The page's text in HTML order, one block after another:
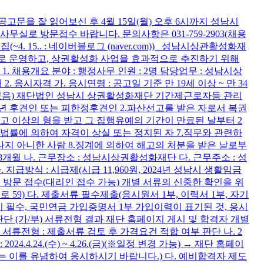
문을 잘 읽어보신 후 4월 15일(월) 오후 6시까지 성남시
실로 방문접수 바랍니다. 문의사항은 031-759-2903(채용
15.. : 네이버블로그 (naver.com)) 성남시상관활성화재
운영하고, 상권활성화 사업을 효과적으로 추진하기 위해
채용개요 분야 : 행정사무 인원 : 2명 담당업무 : 성남시상
응시자격 가. 응시연령 : 공고일 기준 만 19세 이상 ~ 만 34
) 재단법인 성남시 상권활성화재단 기간제근로자등 관리
후견인 또는 피한정후견인 2.파산선고를 받은 자로서 복권
이상의 형을 받고 그 집행유예의 기간이 만료된 날부터 2
률에 의하여 자격이 상실 또는 정지된 자 7.직무와 관련하
아니한 사람 8.징계에 의하여 해고의 처분을 받은 날로부
월 나. 근무장소 : 성남시상권활성화재단 다. 근무주소 : 성
급방식 : 시급제(시급 11,960원, 2024년 성남시 생활임금
문 접수(대리인 접수 가능) 개별 서류의 신중한 확인을 위
59) 다. 제출서류 필수제출(응시원서 1부, 이력서 1부, 자기
수, 국민연금 가입증명서 1부 가입이력이 표기된 것, 응시
(가/부) 서류전형 결과 재단 홈페이지 게시 및 합격자 개별
류전형 : 제출서류 검토 후 가격요건 적합 여부 판단 나. 2
수) ~ 4.26.(금)(※일정 변경 가능) → 재단 홈페이
이를 유념하여 응시하시기 바랍니다.) 다. 예비합격자 제도